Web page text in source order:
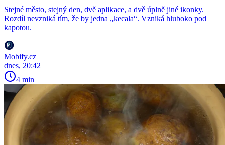
Stejné město, stejný den, dvě aplikace, a dvě úplně jiné ikonky.
Rozdíl nevzniká tím, že by jedna „kecala“. Vzniká hluboko pod
kapotou.
Mobify.cz
dnes, 20:42
4 min